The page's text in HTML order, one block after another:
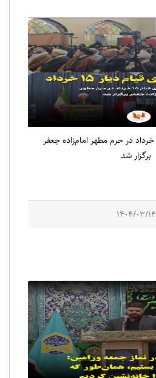
یادواره شهدای قیام ۱۵ خرداد در حرم مطهر امام‌زاده جعفر
برگزار شد
1404/03/14